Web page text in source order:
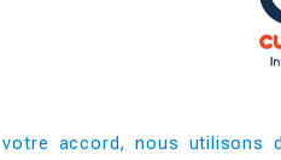
accord, nous utilisons